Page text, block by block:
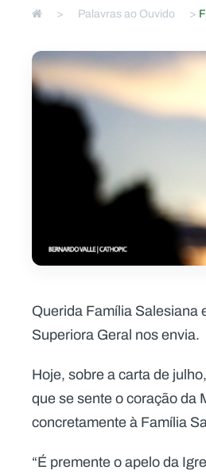
> Palavras ao Ouvido >
Querida Família Salesiana
Superiora Geral nos envia.
Hoje, sobre a carta de
que se sente o coração da
concretamente à Família
“É premente o apelo da